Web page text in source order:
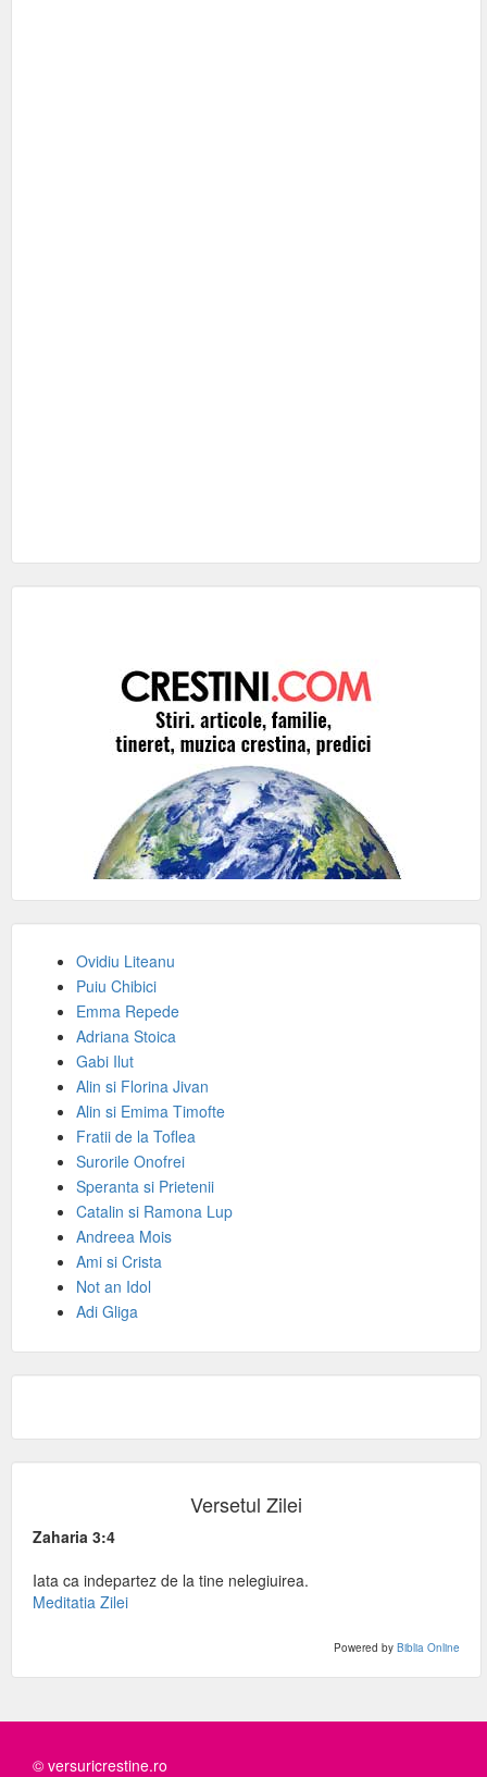
Ovidiu Liteanu
Puiu Chibici
Emma Repede
Adriana Stoica
Gabi Ilut
Alin si Florina Jivan
Alin si Emima Timofte
Fratii de la Toflea
Surorile Onofrei
Speranta si Prietenii
Catalin si Ramona Lup
Andreea Mois
Ami si Crista
Not an Idol
Adi Gliga
Versetul Zilei
Zaharia 3:4
Iata ca indepartez de la tine nelegiuirea.
Meditatia Zilei
Powered by Biblia Online
© versuricrestine.ro